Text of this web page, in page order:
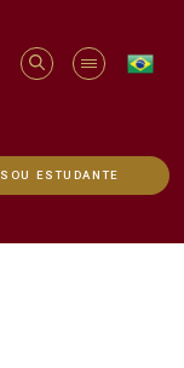
SOU ESTUDANTE